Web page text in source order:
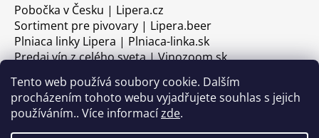
Tento web používá soubory cookie. Dalším
procházením tohoto webu vyjadřujete souhlas s jejich
používáním.. Více informacízde.
Pobočka v Česku | Lipera.cz
Sortiment pre pivovary | Lipera.beer
Plniaca linky Lipera | Plniaca-linka.sk
Predaj vín z celého sveta | Vinozoom.sk